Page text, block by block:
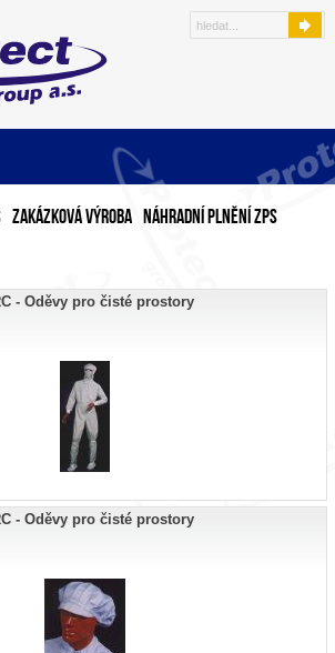
- Oděvy pro čisté prostory
- Oděvy pro čisté prostory
Zakázková výroba Náhradní plnění ZPS